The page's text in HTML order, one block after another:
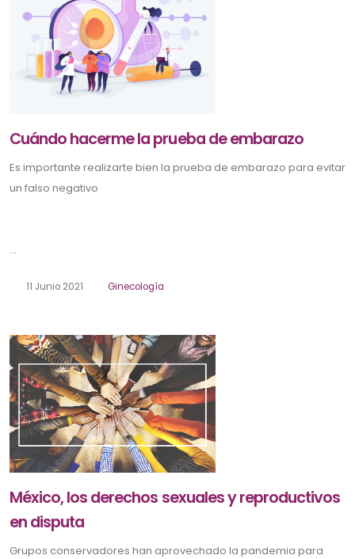
Cuándo hacerme la prueba de embarazo
Es importante realizarte bien la prueba de embarazo para evitar
un falso negativo
...
11 Junio 2021 Ginecología
México, los derechos sexuales y reproductivos
en disputa
Grupos conservadores han aprovechado la pandemia para